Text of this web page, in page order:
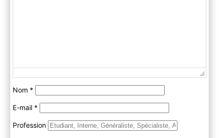
Nom *
E-mail *
Profession